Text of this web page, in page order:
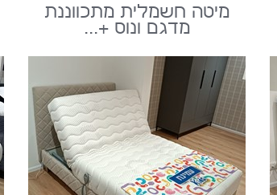
מיטה חשמלית מתכווננת
מדגם ונוס +...